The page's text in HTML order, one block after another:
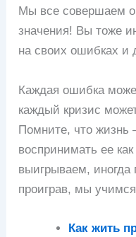
Мы все совершаем
значения! Вы тоже
на своих ошибках и
Каждая ошибка
каждый кризис
Помните, что
воспринимать ее
выигрываем, иногда
проиграв, мы
Как жить